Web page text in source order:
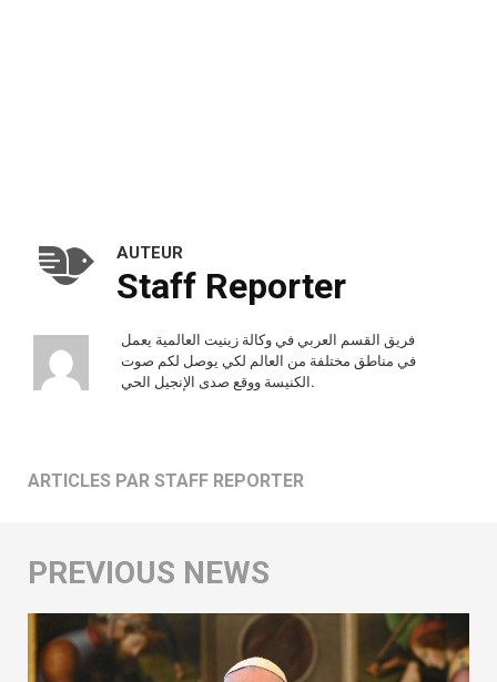
AUTEUR
Staff Reporter
فريق القسم العربي في وكالة زينيت العالمية يعمل
في مناطق مختلفة من العالم لكي يوصل لكم صوت
الكنيسة ووقع صدى الإنجيل الحي.
ARTICLES PAR STAFF REPORTER